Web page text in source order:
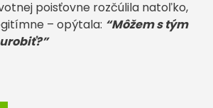
poisťovne rozčúlila natoľko,
– opýtala: “Môžem s tým